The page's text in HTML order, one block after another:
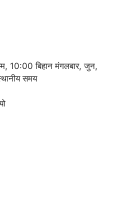
10:00 बिहान मंगलबार, जुन,
समय